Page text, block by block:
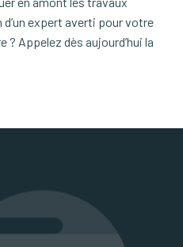
expert averti pour votre
? Appelez dès aujourd’hui la